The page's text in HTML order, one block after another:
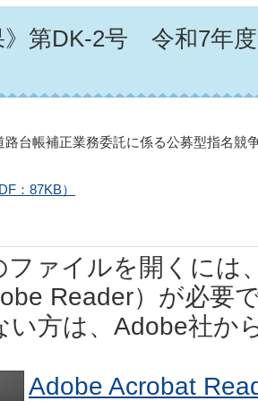
》第DK-2号 令和7年
路台帳補正業務委託に係る公募型指名競
：87KB）
ファイルを開くには
Reader）が必要
い方は、Adobe社か
Adobe Acrobat